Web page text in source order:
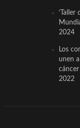
‘Taller
2024
Los
unen
2022